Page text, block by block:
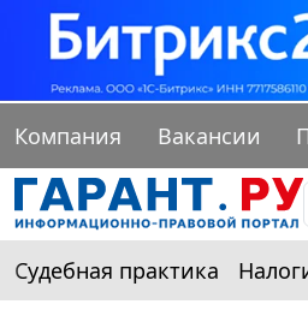
Компания Вакансии
Судебная практика